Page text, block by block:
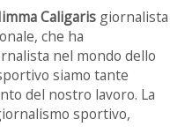
Caligaris giornalista
che ha
nel mondo dello
siamo tante
del nostro lavoro. La
sportivo,